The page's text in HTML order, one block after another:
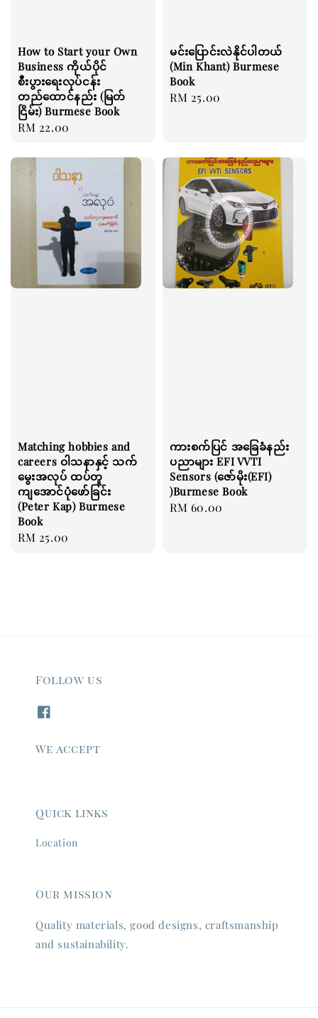
How to Start your Own
Business ကိုယ်ပိုင်
စီးပွားရေးလုပ်ငန်း
တည်ထောင်နည်း (မြတ်
ငြိမ်း) Burmese Book
Regular
RM 22.00
မင်းပြောင်းလဲနိုင်ပါတယ်
(Min Khant) Burmese
Book
Regular
RM 25.00
Matching hobbies and
careers ဝါသနာနှင့် သက်
မွေးအလုပ် ထပ်တူ
ကျအောင်ပုံဖော်ခြင်း
(Peter Kap) Burmese
Book
Regular
RM 25.00
ကားစက်ပြင် အခြေခံနည်း
ပညာများ EFI VVTI
Sensors (ဇော်မိုး(EFI)
)Burmese Book
Regular
RM 60.00
Follow us
We accept
Quick links
Location
Our mission
Quality materials, good designs, craftsmanship
and sustainability.